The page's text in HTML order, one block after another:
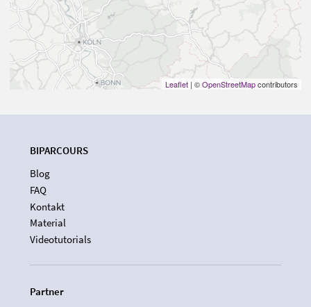
Leaflet | ©OpenStreetMapcontributors
BIPARCOURS
Blog
FAQ
Kontakt
Material
Videotutorials
Partner